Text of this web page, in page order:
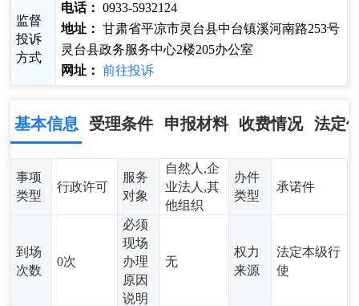
监督
投诉
方式
电话： 0933-5932124
地址： 甘肃省平凉市灵台县中台镇溪河南路253号
灵台县政务服务中心2楼205办公室
网址： 前往投诉
基本信息 受理条件 申报材料 收费情况 法定
事项
类型
行政许可
服务
对象
自然人,企
业法人,其
他组织
办件
类型
承诺件
到场
次数
0次
必须
现场
办理
原因
说明
无
权力
来源
法定本级行
使